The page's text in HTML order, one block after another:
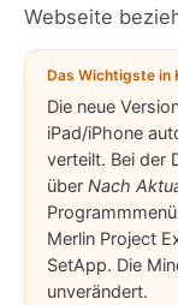
Webseite
Das Wichtigste in
Die neue
iPad/iPhone
verteilt. Bei der
über Nach
Merlin Project
SetApp. Die
unverändert.